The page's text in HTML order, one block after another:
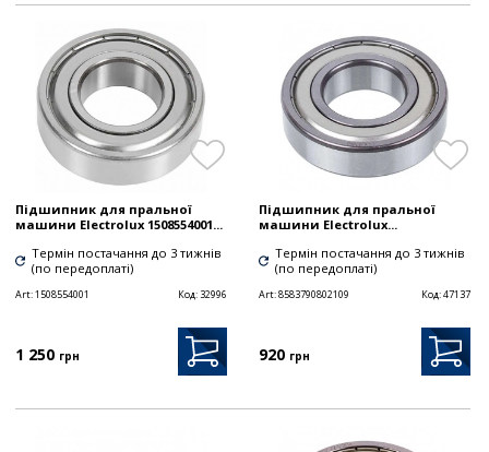
Підшипник для пральної
машини Electrolux 1508554001...
Термін постачання до 3 тижнів
(по передоплаті)
Art:1508554001 Код: 32996
1 250 грн
Підшипник для пральної
машини Electrolux...
Термін постачання до 3 тижнів
(по передоплаті)
Art:8583790802109 Код:47137
920 грн